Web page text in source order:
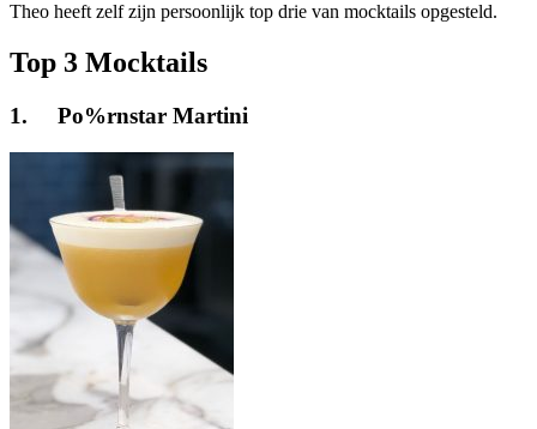
Theo heeft zelf zijn persoonlijk top drie van mocktails opgesteld.
Top 3 Mocktails
1. Po%rnstar Martini